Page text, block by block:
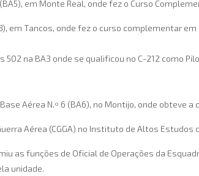
em Monte Real, onde fez o Curso
em Tancos, onde fez o curso complementar
502 na BA3 onde se qualificou no C-212 como
Aérea N.º 6 (BA6), no Montijo, onde
Aérea (CGGA) no Instituto de Altos Estudos
as funções de Oficial de Operações da
unidade.